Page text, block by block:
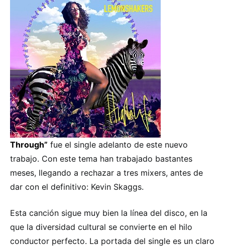
Through” fue el single adelanto de este nuevo
trabajo. Con este tema han trabajado bastantes
meses, llegando a rechazar a tres mixers, antes de
dar con el definitivo: Kevin Skaggs.
Esta canción sigue muy bien la línea del disco, en la
que la diversidad cultural se convierte en el hilo
conductor perfecto. La portada del single es un claro